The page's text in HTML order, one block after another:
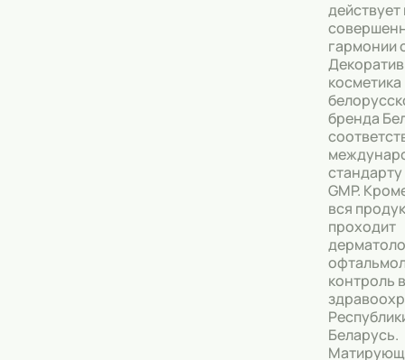
действует
гармонии
косметика
бренда
GMP.
вся
проходит
контроль
Беларусь.